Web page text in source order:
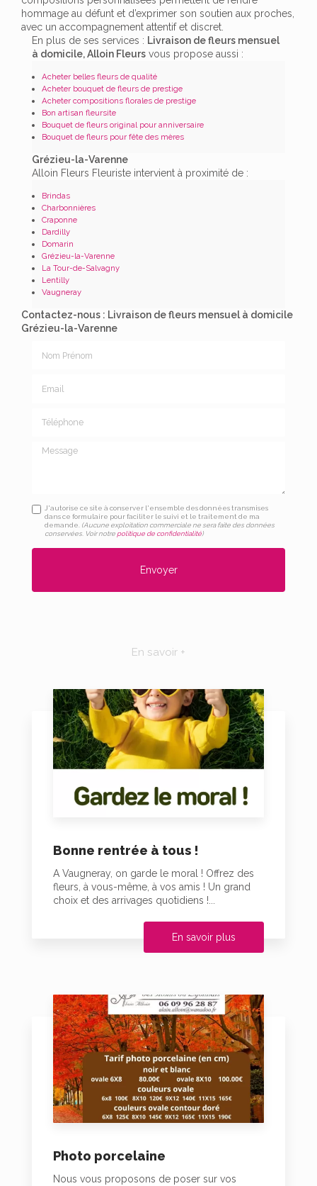
hommage au défunt et d’exprimer son soutien aux proches,
avec un accompagnement attentif et discret.
En plus de ses services : Livraison de fleurs mensuel
à domicile, Alloin Fleurs vous propose aussi :
Acheter belles fleurs de qualité
Acheter bouquet de fleurs de prestige
Acheter compositions florales de prestige
Bon artisan fleursite
Bouquet de fleurs original pour anniversaire
Bouquet de fleurs pour fête des mères
Grézieu-la-Varenne
Alloin Fleurs Fleuriste intervient à proximité de :
Brindas
Charbonnières
Craponne
Dardilly
Domarin
Grézieu-la-Varenne
La Tour-de-Salvagny
Lentilly
Vaugneray
Contactez-nous : Livraison de fleurs mensuel à domicile
Grézieu-la-Varenne
Message
J'autorise ce site à conserver l'ensemble des données transmises
dans ce formulaire pour faciliter le suivi et le traitement de ma
demande. (Aucune exploitation commerciale ne sera faite des données
conservées. Voir notre politique de confidentialité)
En savoir +
Bonne rentrée à tous !
A Vaugneray, on garde le moral ! Offrez des
fleurs, à vous-même, à vos amis ! Un grand
choix et des arrivages quotidiens !...
En savoir plus
Photo porcelaine
Nous vous proposons de poser sur vos